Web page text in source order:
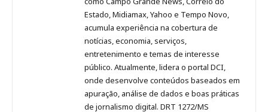
Estado, Midiamax, Yahoo e Tempo Novo,
acumula experiência na cobertura de
notícias, economia, serviços,
entretenimento e temas de interesse
público. Atualmente, lidera o portal DCI,
onde desenvolve conteúdos baseados em
apuração, análise de dados e boas práticas
de jornalismo digital. DRT 1272/MS